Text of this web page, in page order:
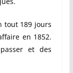
tout 189 jours
en 1852.
et des